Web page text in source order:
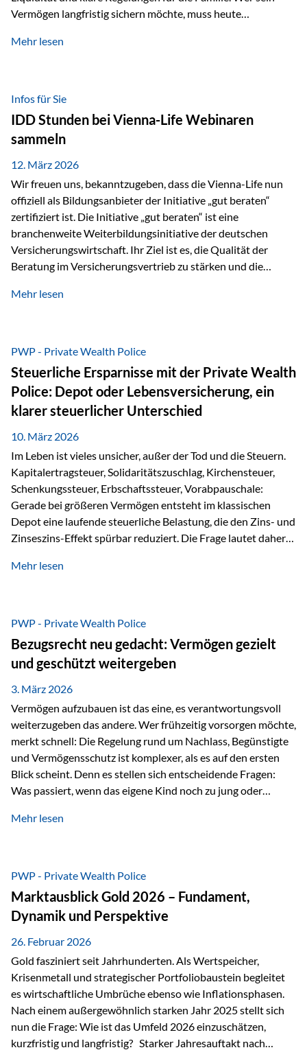
Vermögen langfristig sichern möchte, muss heute
„Erfolgsformel Liechtenstein“, herausgegeben und verfasst
Vermögensschutz strategisch miteinander verbindet.
Warum klassische Nachfolgeplanung oft scheitert Viele
Vermögen werden erst im Todesfall übertragen. Das kann zu
Problemen führen: Hohe Erbschaftsteuern Streitigkeiten
zwischen Erben Liquiditätsprobleme bei Immobilien…
Mehr lesen
Infos für Sie
IDD Stunden bei Vienna-Life Webinaren
sammeln
12. März 2026
Wir freuen uns, bekanntzugeben, dass die Vienna-Life nun
offiziell als Bildungsanbieter der Initiative „gut beraten“
zertifiziert ist. Die Initiative „gut beraten“ ist eine
branchenweite Weiterbildungsinitiative der deutschen
Versicherungswirtschaft. Ihr Ziel ist es, die Qualität der
Beratung im Versicherungsvertrieb zu stärken und die
Personen transparent zu dokumentieren. Seit der
Stunden pro Jahr für vertrieblich tätige Personen in der
Versicherungsbranche. Über die Weiterbildungsdatenbank
von „gut beraten“ können absolvierte Bildungsmaßnahmen
zentral erfasst und dokumentiert werden. „gut beraten“
zertifiziert Als zertifizierter Bildungsanbieter können unsere
Webinare nun für die…
Mehr lesen
PWP - Private Wealth Police
Steuerliche Ersparnisse mit der Private Wealth
Police: Depot oder Lebensversicherung, ein
klarer steuerlicher Unterschied
10. März 2026
Im Leben ist vieles unsicher, außer der Tod und die Steuern.
Kapitalertragsteuer, Solidaritätszuschlag, Kirchensteuer,
Schenkungssteuer, Erbschaftssteuer, Vorabpauschale:
Gerade bei größeren Vermögen entsteht im klassischen
Depot eine laufende steuerliche Belastung, die den Zins- und
Zinseszins-Effekt spürbar reduziert. Die Frage lautet daher:
nicht laufend Kapital entziehen – sondern möglichst lange im
Privatdepot fallen an: Abgeltungssteuer Fondsbesteuerung
(Vorabpauschale, Teilfreistellung) Kein steuerlicher Abzug
der Vermögensverwaltungs-Gebühren /
Depotbankgebühren Jährliches Steuerreporting erforderlich
Zinsen, Dividenden und Kursgewinne werden laufend
besteuert.
Mehr lesen
PWP - Private Wealth Police
Bezugsrecht neu gedacht: Vermögen gezielt
und geschützt weitergeben
3. März 2026
Vermögen aufzubauen ist das eine, es verantwortungsvoll
weiterzugeben das andere. Wer frühzeitig vorsorgen möchte,
merkt schnell: Die Regelung rund um Nachlass, Begünstigte
und Vermögensschutz ist komplexer, als es auf den ersten
Blick scheint. Denn es stellen sich entscheidende Fragen:
Was passiert, wenn das eigene Kind noch zu jung oder
verwalten? Wie kann verhindert werden, dass Ex-Partner,
unbürokratisch übertragen, ohne ausschließlich auf ein
Testament angewiesen zu sein? Wenn klassische Lösungen
nicht ausreichen Traditionelle Nachlassregelungen stoßen
oft…
Mehr lesen
PWP - Private Wealth Police
Marktausblick Gold 2026 – Fundament,
Dynamik und Perspektive
26. Februar 2026
Gold fasziniert seit Jahrhunderten. Als Wertspeicher,
Krisenmetall und strategischer Portfoliobaustein begleitet
es wirtschaftliche Umbrüche ebenso wie Inflationsphasen.
Nach einem außergewöhnlich starken Jahr 2025 stellt sich
nun die Frage: Wie ist das Umfeld 2026 einzuschätzen,
kurzfristig und langfristig? Starker Jahresauftakt nach